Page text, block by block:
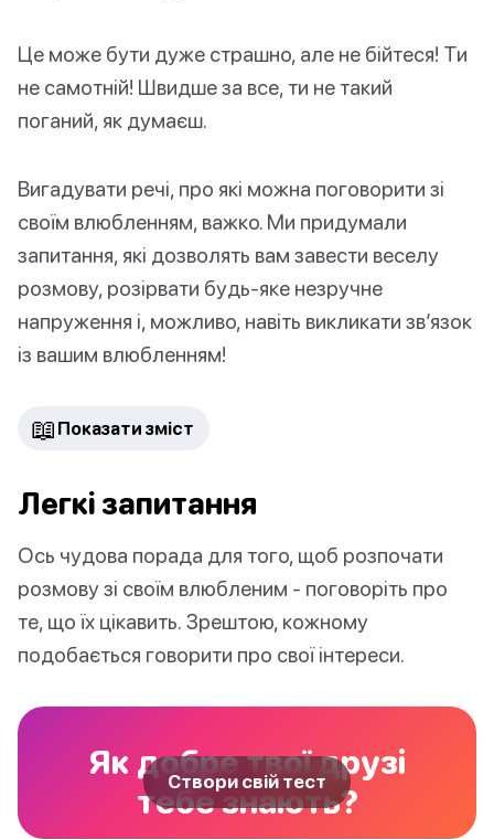
Це може бути дуже страшно, але не бійтеся! Ти
не самотній! Швидше за все, ти не такий
поганий, як думаєш.
Вигадувати речі, про які можна поговорити зі
своїм влюбленням, важко. Ми придумали
запитання, які дозволять вам завести веселу
розмову, розірвати будь-яке незручне
напруження і, можливо, навіть викликати зв’язок
із вашим влюбленням!
📖 Показати зміст
Легкі запитання
Ось чудова порада для того, щоб розпочати
розмову зі своїм влюбленим - поговоріть про
те, що їх цікавить. Зрештою, кожному
подобається говорити про свої інтереси.
Як добре твої друзі
тебе знають?
Створи свій тест